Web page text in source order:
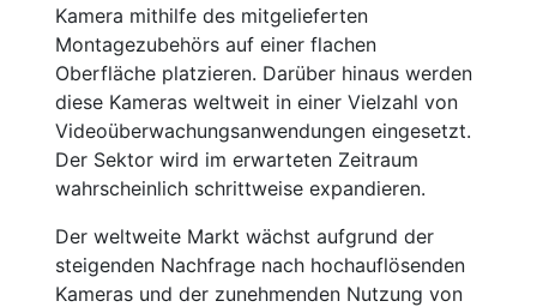
Kamera mithilfe des mitgelieferten
Montagezubehörs auf einer flachen
Oberfläche platzieren. Darüber hinaus werden
diese Kameras weltweit in einer Vielzahl von
Videoüberwachungsanwendungen eingesetzt.
Der Sektor wird im erwarteten Zeitraum
wahrscheinlich schrittweise expandieren.
Der weltweite Markt wächst aufgrund der
steigenden Nachfrage nach hochauflösenden
Kameras und der zunehmenden Nutzung von